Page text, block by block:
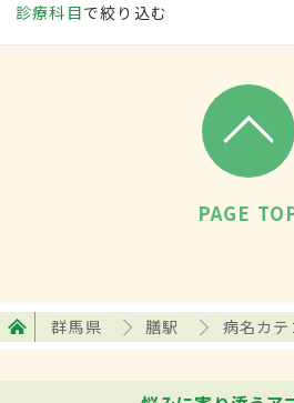
診療科目で絞り込む
PAGE
群馬県 膳駅 病名カ